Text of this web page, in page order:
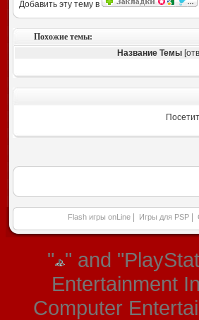
Добавить эту тему в
Похожие темы:
Название Темы
Flash игры onLine Игры для PSP
" " and
Entertainment
Computer